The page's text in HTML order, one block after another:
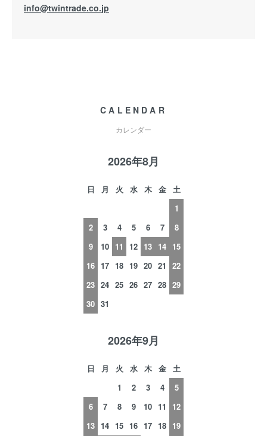
info@twintrade.co.jp
CALENDAR
カレンダー
2026年8月
日 月 火 水 木 金
土
1
2
3 4 5 6 7
8
9
10 11 12 13 14 15
16 17 18 19 20 21
22
23 24 25 26 27 28 29
30 31
2026年9月
日 月 火 水 木 金
土
1
2 3 4
5
6
7 8 9 10 11
12
13 14 15 16 17 18 19